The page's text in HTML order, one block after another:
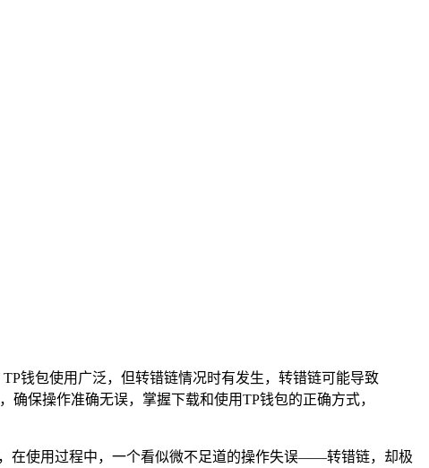
钱包使用广泛，但转错链情况时有发生，转错链可能导致
保操作准确无误，掌握下载和使用TP钱包的正确方式，
在使用过程中，一个看似微不足道的操作失误——转错链，却极